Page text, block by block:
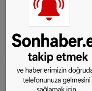
yaşamın bir
Marx Frisch’in
geldi.’
yeni bir yerde yeni
bulundukları yeri
bize gösterdiler ki